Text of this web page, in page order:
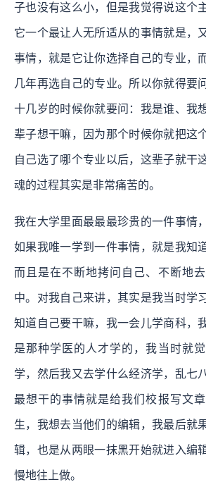
子也没有这么小，但是我觉得说这个
它一个最让人无所适从的事情就是，
事情，就是它让你选择自己的专业，
几年再选自己的专业。所以你就得要
十几岁的时候你就要问：我是谁、我
辈子想干嘛，因为那个时候你就把这
自己选了哪个专业以后，这辈子就干
魂的过程其实是非常痛苦的。
我在大学里面最最最珍贵的一件事情
如果我唯一学到一件事情，就是我知
而且是在不断地拷问自己、不断地
中。对我自己来讲，其实是我当时学
知道自己要干嘛，我一会儿学商科，
是那种学医的人才学的，我当时就
学，然后我又去学什么经济学，乱七
最想干的事情就是给我们校报写文
生，我想去当他们的编辑，我最后就
辑，也是从两眼一抹黑开始就进入编
慢地往上做。